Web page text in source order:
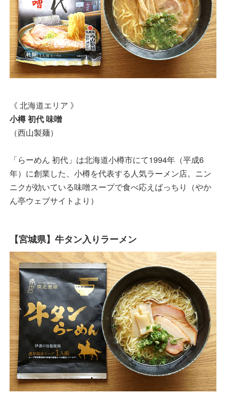
《 北海道エリア 》
小樽 初代 味噌
（西山製麺）
「らーめん 初代」は北海道小樽市にて1994年（平成6
年）に創業した、小樽を代表する人気ラーメン店。ニン
ニクが効いている味噌スープで食べ応えばっちり（やか
ん亭ウェブサイトより）
【宮城県】牛タン入りラーメン